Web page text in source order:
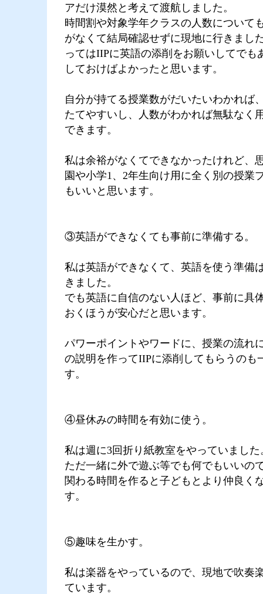
アだけ漠然と考えて渡航しました。
時間割や対象学年クラスの人数について
がなくて結局確認せずに現地に行きまし
ってはIIPに英語の添削をお願いしてでも
しておけばよかったと思います。
自分が持てる授業数がだいたいわかれば
たてやすいし、人数がわかれば無駄なく
できます。
私は余裕がなくてできなかったけれど、
園や小学1、2年生向け用に全く別の授業
もいいと思います。
③英語ができなくても事前に準備する。
私は英語ができなくて、英語を使う準備
きました。
でも英語に自信のない人ほど、事前に具
おくほうが安心だと思います。
パワーポイントやワードに、授業の流れ
の説明を作ってIIPに添削してもらうのも
す。
④昼休みの時間を有効に使う。
私は週に3回折り紙教室をやっていました
ただ一緒に外で遊ぶ等でも何でもいいの
関わる時間を作ると子どもとより仲良く
す。
⑤趣味を生かす。
私は楽器をやっているので、現地で吹奏
ています。